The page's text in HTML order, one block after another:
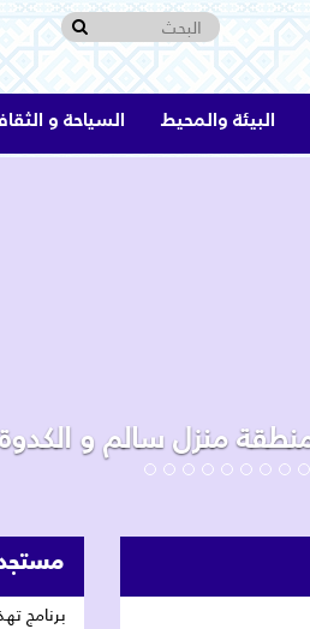
السياحة و البيئة والمحيط
برنامج